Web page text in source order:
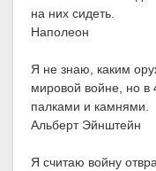
на них сидеть.
Наполеон
Я не знаю, каким
мировой войне, но в
палками и камнями.
Альберт Эйнштейн
Я считаю войну